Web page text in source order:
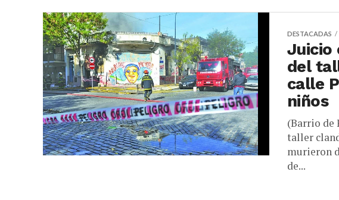
DESTACADAS
Juicio
del
calle
niños
(Barrio de
taller
murieron
de...